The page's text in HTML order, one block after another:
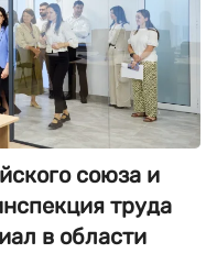
союза и
труда
в области